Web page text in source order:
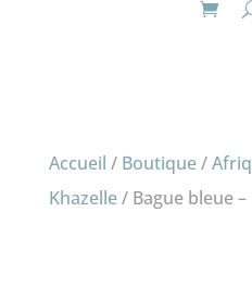
Accueil / Boutique/
Khazelle/ Bague bleue –